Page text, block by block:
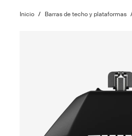
Inicio / Barras de techo y plataformas